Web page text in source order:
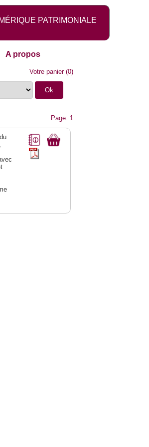
PATRIMONIALE
A propos
Votre panier(0)
Page: 1